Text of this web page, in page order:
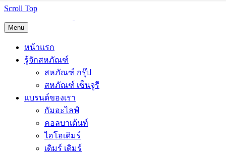
Scroll Top
Menu
หน้าแรก
รู้จักสหภัณฑ์
สหภัณฑ์ กรุ๊ป
สหภัณฑ์ เซ็นจูรี
แบรนด์ของเรา
กัมอะไลฟ์
คอลบาเด้นท์
ไอโอเดิมร์
เดิมร์ เดิมร์